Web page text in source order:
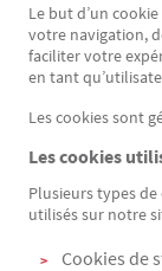
Le but d’un
votre navigation,
faciliter votre
en tant
Les cookies sont
Les cookies
Plusieurs types
utilisés sur notre
Cookies de